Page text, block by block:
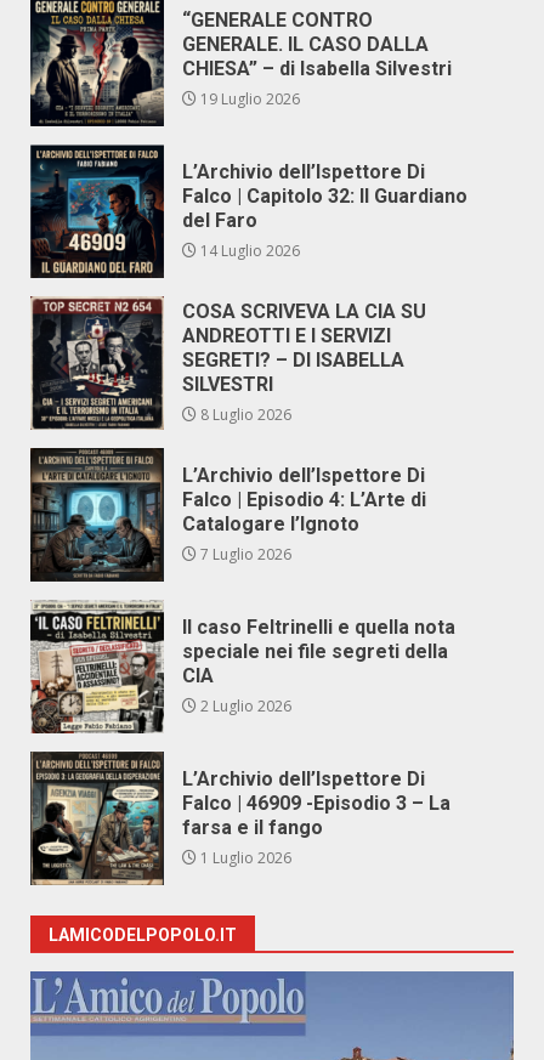
“GENERALE CONTRO
GENERALE. IL CASO DALLA
CHIESA” – di Isabella Silvestri
19 Luglio 2026
L’Archivio dell’Ispettore Di
Falco | Capitolo 32: Il Guardiano
del Faro
14 Luglio 2026
COSA SCRIVEVA LA CIA SU
ANDREOTTI E I SERVIZI
SEGRETI? – DI ISABELLA
SILVESTRI
8 Luglio 2026
L’Archivio dell’Ispettore Di
Falco | Episodio 4: L’Arte di
Catalogare l’Ignoto
7 Luglio 2026
Il caso Feltrinelli e quella nota
speciale nei file segreti della
CIA
2 Luglio 2026
L’Archivio dell’Ispettore Di
Falco | 46909 -Episodio 3 – La
farsa e il fango
1 Luglio 2026
LAMICODELPOPOLO.IT